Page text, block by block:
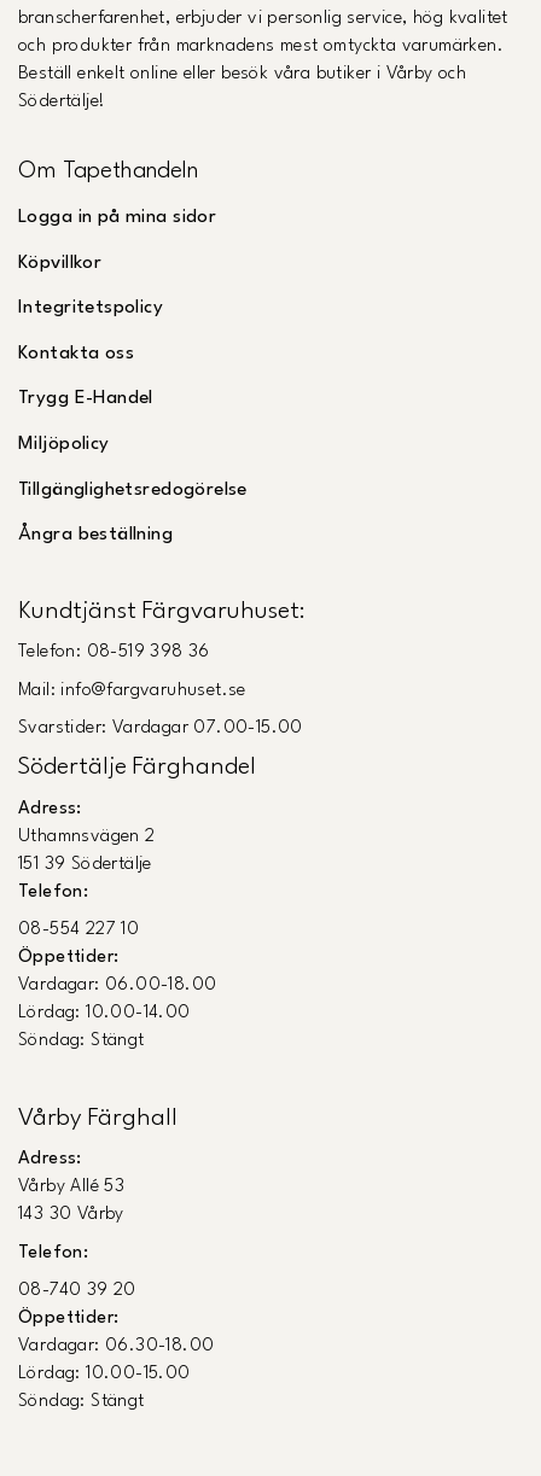
branscherfarenhet, erbjuder vi personlig service, hög kvalitet
och produkter från marknadens mest omtyckta varumärken.
Beställ enkelt online eller besök våra butiker i Vårby och
Södertälje!
Om Tapethandeln
Logga in på mina sidor
Köpvillkor
Integritetspolicy
Kontakta oss
Trygg E-Handel
Miljöpolicy
Tillgänglighetsredogörelse
Ångra beställning
Kundtjänst Färgvaruhuset:
Telefon: 08-519 398 36
Mail: info@fargvaruhuset.se
Svarstider: Vardagar 07.00-15.00
Södertälje Färghandel
Adress:
Uthamnsvägen 2
151 39 Södertälje
Telefon:
08-554 227 10
Öppettider:
Vardagar: 06.00-18.00
Lördag: 10.00-14.00
Söndag: Stängt
Vårby Färghall
Adress:
Vårby Allé 53
143 30 Vårby
Telefon:
08-740 39 20
Öppettider:
Vardagar: 06.30-18.00
Lördag: 10.00-15.00
Söndag: Stängt